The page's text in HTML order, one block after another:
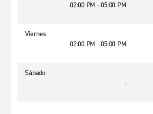
02:00 PM - 05:00 PM
Viernes
02:00 PM - 05:00 PM
Sábado
-